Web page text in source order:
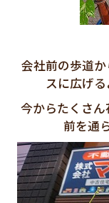
会社前の歩道
スに広げる
今からたくさ
前を通